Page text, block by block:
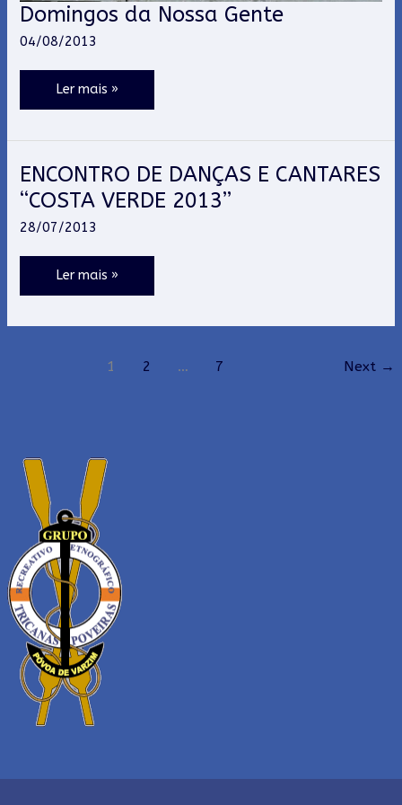
Domingos da Nossa Gente
04/08/2013
Domingos
da
Ler mais »
ENCONTRO DE DANÇAS E CANTARES
“COSTA VERDE 2013”
28/07/2013
ENCONTRO
DE
E
CANTARES
“COSTA
VERDE
Ler mais »
1 2 … 7 Next →